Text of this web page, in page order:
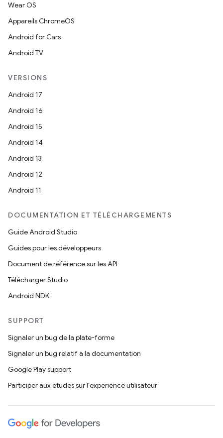
Wear OS
Appareils ChromeOS
Android for Cars
Android TV
VERSIONS
Android 17
Android 16
Android 15
Android 14
Android 13
Android 12
Android 11
DOCUMENTATION ET TÉLÉCHARGEMENTS
Guide Android Studio
Guides pour les développeurs
Document de référence sur les API
Télécharger Studio
Android NDK
SUPPORT
Signaler un bug de la plate-forme
Signaler un bug relatif à la documentation
Google Play support
Participer aux études sur l'expérience utilisateur